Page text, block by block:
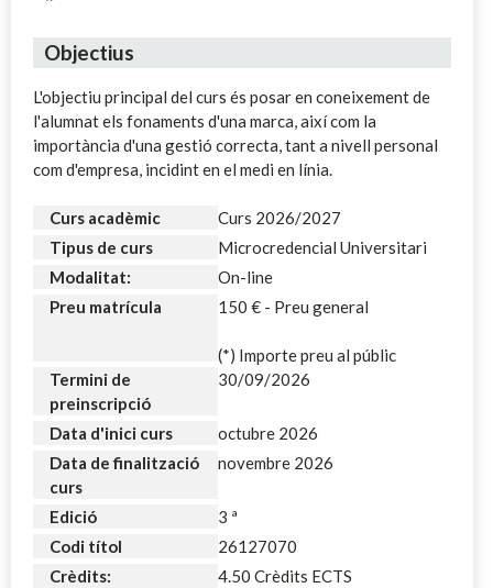
Objectius
L'objectiu principal del curs és posar en coneixement de
l'alumnat els fonaments d'una marca, així com la
importància d'una gestió correcta, tant a nivell personal
com d'empresa, incidint en el medi en línia.
Curs acadèmic
Curs 2026/2027
Tipus de curs
Microcredencial Universitari
Modalitat:
On-line
Preu matrícula
150 € - Preu general
(*) Importe preu al públic
Termini de
preinscripció
30/09/2026
Data d'inici curs
octubre 2026
Data de finalització
curs
novembre 2026
Edició
3 ª
Codi títol
26127070
Crèdits:
4.50 Crèdits ECTS